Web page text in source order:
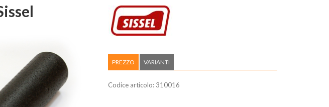
PREZZO VARIANTI
Codice articolo: 310016